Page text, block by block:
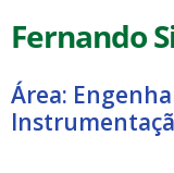
Fernando
Área: